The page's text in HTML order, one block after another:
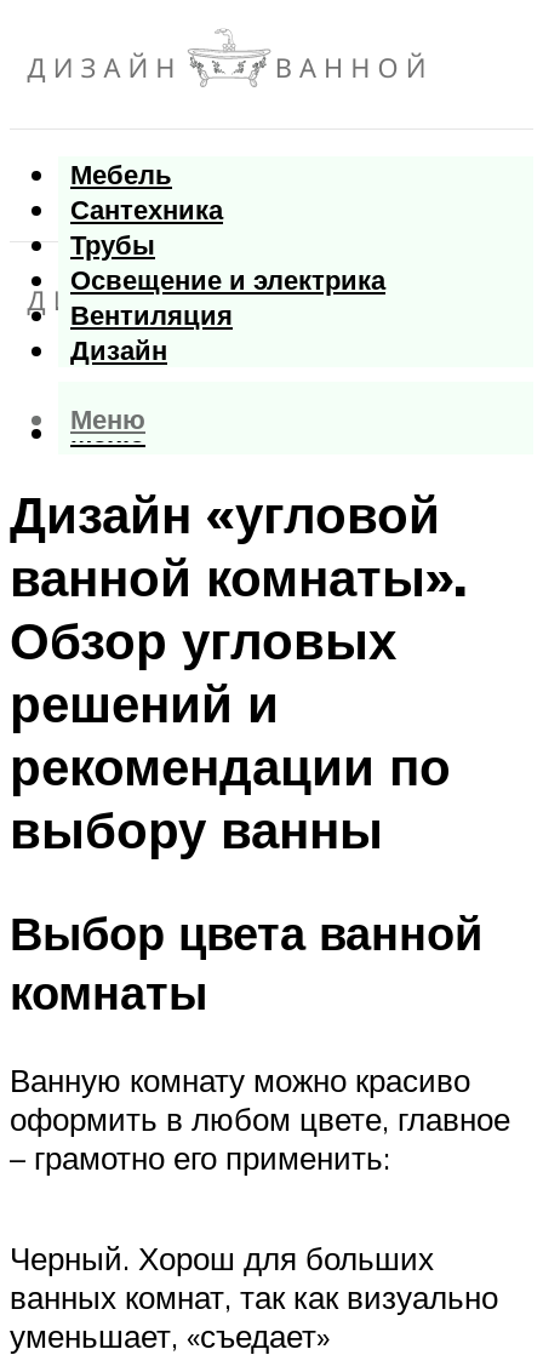
Мебель
Сантехника
Трубы
Освещение и электрика
Вентиляция
Дизайн
Меню
Меню
Дизайн «угловой
ванной комнаты».
Обзор угловых
решений и
рекомендации по
выбору ванны
Выбор цвета ванной
комнаты
Ванную комнату можно красиво
оформить в любом цвете, главное
– грамотно его применить:
Черный. Хорош для больших
ванных комнат, так как визуально
уменьшает, «съедает»